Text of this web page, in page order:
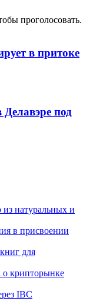
проголосовать.
в притоке
Делавэре под
натуральных и
в присвоении
для
крипторынке
IBC